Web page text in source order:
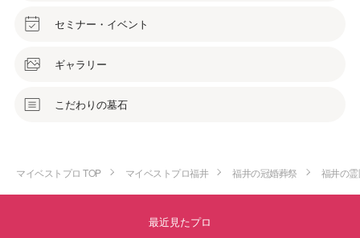
セミナー・イベント
ギャラリー
こだわりの墓石
マイベストプロ TOP マイベストプロ福井 福井の冠婚葬祭 福井の
最近見たプロ